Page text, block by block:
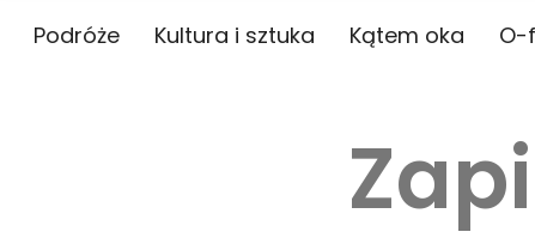
Podróże Kultura i sztuka Kątem oka O-